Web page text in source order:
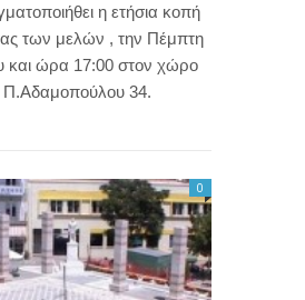
η ετήσια κοπή
των μελών , την Πέμπτη
και ώρα 17:00 στον χώρο
Π.Αδαμοπούλου 34.
0